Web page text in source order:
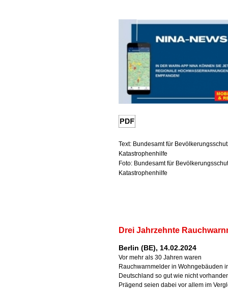
Text: Bundesamt für
Katastrophenhilfe
Foto: Bundesamt für
Katastrophenhilfe
Drei Jahrzehnte
Berlin (BE), 14.02.2024
Vor mehr als 30 Jahren waren
Rauchwarnmelder in Wohngebäuden
Deutschland so gut wie nicht
Prägend seien dabei vor allem im